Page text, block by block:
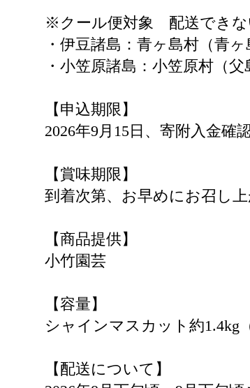
※クール便対象 配送でき
・伊豆諸島：青ヶ島村（青
・小笠原諸島：小笠原村（
【申込期限】
2026年9月15日、寄附入金確
【賞味期限】
到着次第、お早めにお召し上
【商品提供】
小竹園芸
【容量】
シャインマスカット約1.4kg
【配送について】